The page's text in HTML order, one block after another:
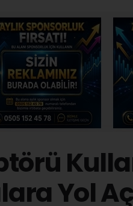
Yol